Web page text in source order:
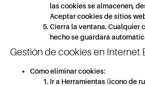
las cookies se almacenen,
Aceptar cookies de sitios
Cierra la ventana. Cualquier
hecho se guardará
Gestión de cookies en Internet
Cómo eliminar cookies:
Ir a Herramientas (icono de